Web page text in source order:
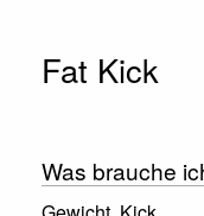
Fat Kick
Was brauche